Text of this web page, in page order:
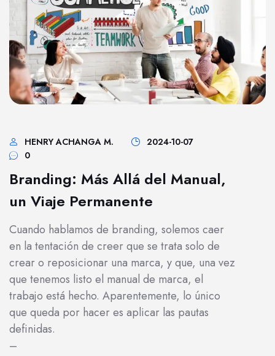
HENRY ACHANGA M.
2024-10-07
0
Branding: Más Allá del Manual,
un Viaje Permanente
Cuando hablamos de branding, solemos caer
en la tentación de creer que se trata solo de
crear o reposicionar una marca, y que, una vez
que tenemos listo el manual de marca, el
trabajo está hecho. Aparentemente, lo único
que queda por hacer es aplicar las pautas
definidas.
–